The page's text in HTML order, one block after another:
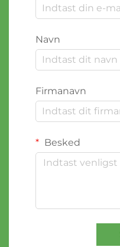
Navn
Firmanavn
Besked